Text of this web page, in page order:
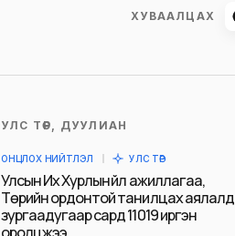
ХУВААЛЦАХ
УЛС ТӨР, ДУУЛИАН
ОНЦЛОХ НИЙТЛЭЛ УЛС ТӨР
Улсын Их Хурлын үйл ажиллагаа,
Төрийн ордонтой танилцах аялалд
зургаадугаар сард 11019 иргэн